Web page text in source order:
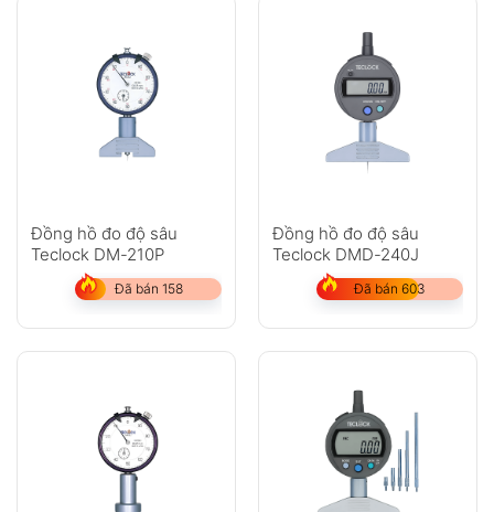
Đồng hồ đo độ sâu
Teclock DM-210P
Đã bán 158
Đồng hồ đo độ sâu
Teclock DMD-240J
Đã bán 603